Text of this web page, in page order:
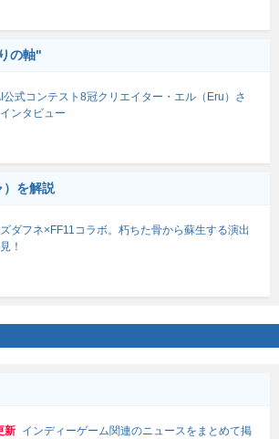
の軸"
公式コンテスト8冠クリエイター・エル（Eru）さ
ンタビュー
）を解説
ダフネ×FF11コラボ。朽ちた骨から蘇生する演出
！
新 インディーゲーム関連のニュースをまとめて掲